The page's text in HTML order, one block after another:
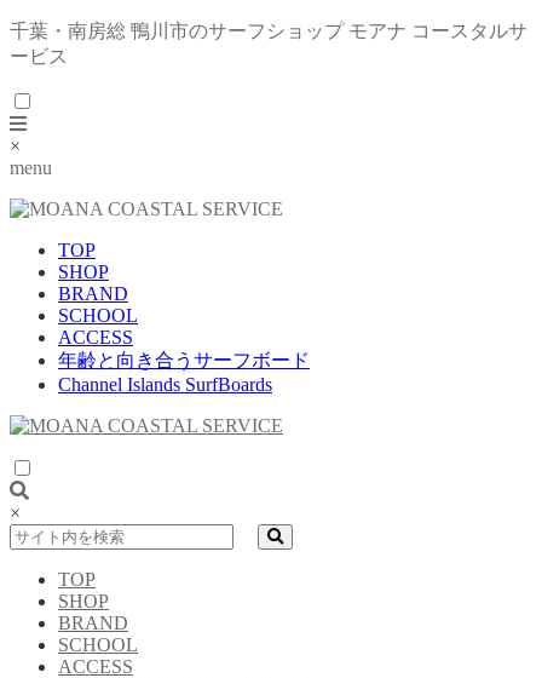
千葉・南房総 鴨川市のサーフショップ モアナ コースタルサ
ービス
×
menu
TOP
SHOP
BRAND
SCHOOL
ACCESS
年齢と向き合うサーフボード
Channel Islands SurfBoards
×
TOP
SHOP
BRAND
SCHOOL
ACCESS